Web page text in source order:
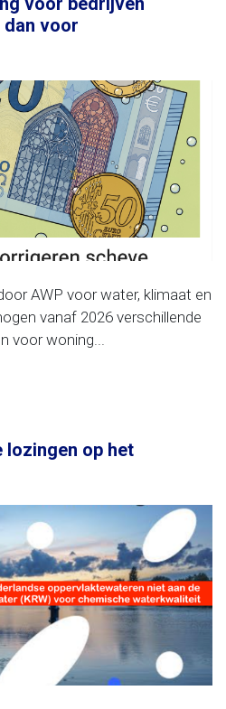
voor
AWP voor water, klimaat en
vanaf 2026 verschillende
voor woning...
lozingen op het